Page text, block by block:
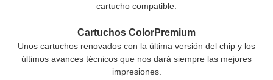
cartucho compatible.
Cartuchos ColorPremium
Unos cartuchos renovados con la última versión del chip y los
últimos avances técnicos que nos dará siempre las mejores
impresiones.